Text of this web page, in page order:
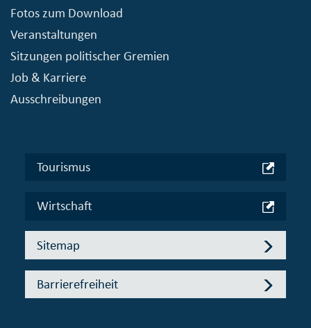
Fotos zum Download
Veranstaltungen
Sitzungen politischer Gremien
Job & Karriere
Ausschreibungen
Tourismus
Wirtschaft
Sitemap
Barrierefreiheit